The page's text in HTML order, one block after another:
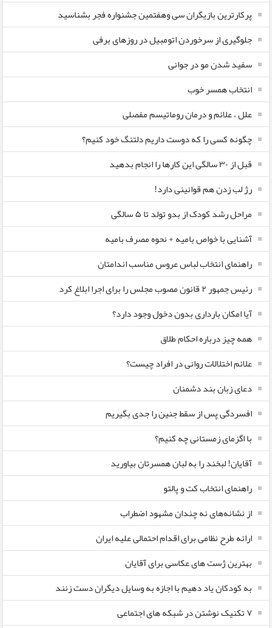
پرکارترین بازیگران سی وهفتمین جشنواره فجر بشناسید
جلوگیری از سرخوردن اتومبیل در روزهای برفی
سفید شدن مو در جوانی
انتخاب همسر خوب
علل ، علائم و درمان روماتیسم مفصلی
چگونه کسی را که دوست داریم دلتنگ خود کنیم؟
قبل از ۳۰ سالگی این کارها را انجام بدهید
رژ لب زدن هم قوانینی دارد!
مراحل رشد کودک از بدو تولد تا ۵ سالگی
آشنایی با خواص بامیه + نحوه مصرف بامیه
راهنمای انتخاب لباس عروس مناسب اندامتان
رئیس جمهور ۲ قانون مصوب مجلس را برای اجرا ابلاغ کرد
آیا امکان بارداری بدون دخول وجود دارد؟
همه چیز درباره احکام طلاق
علائم اختلالات روانی در افراد چیست؟
دعای زبان بند دشمنان
افسردگی پس از سقط جنین را جدی بگیریم
با اگزمای زمستانی چه کنیم؟
آقایان! لبخند را به لبان همسرتان بیاورید
راهنمای انتخاب کت و پالتو
از نشانه‌های نه چندان مشهود اضطراب
ارائه طرح نظامی برای اقدام احتمالی علیه ایران
بهترین ژست های عکاسی برای آقایان
به کودکان یاد دهیم با اجازه به وسایل دیگران دست زنند
۷ تکنیک نوشتن در شبکه های اجتماعی